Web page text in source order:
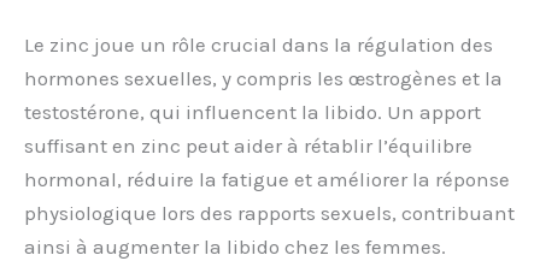
Le zinc joue un rôle crucial dans la régulation des
hormones sexuelles, y compris les œstrogènes et la
testostérone, qui influencent la libido. Un apport
suffisant en zinc peut aider à rétablir l’équilibre
hormonal, réduire la fatigue et améliorer la réponse
physiologique lors des rapports sexuels, contribuant
ainsi à augmenter la libido chez les femmes.